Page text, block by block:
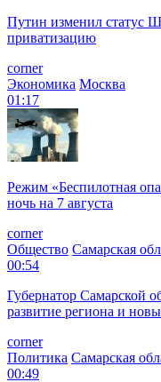
Путин изменил статус
приватизацию
corner
Экономика Москва
01:17
Режим «Беспилотная
ночь на 7 августа
corner
Общество Самарская
00:54
Губернатор Самарской
развитие региона и
corner
Политика Самарская
00:49